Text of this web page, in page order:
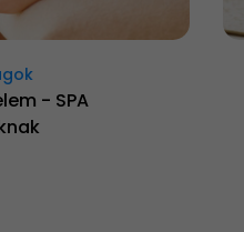
- SPA